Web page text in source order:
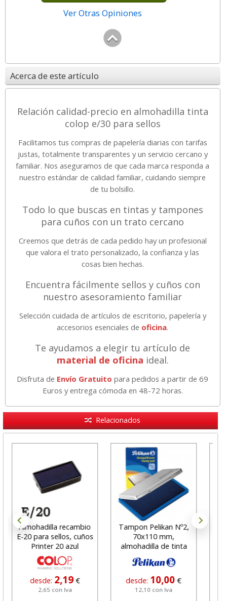
Ver Otras Opiniones
Acerca de este artículo
Relación calidad-precio en almohadilla tinta
colop e/30 para sellos
Facilitamos tus compras de papelería diarias con tarifas
justas, totalmente transparentes y un servicio cercano y
familiar. Nos aseguramos de que cada marca responda a
nuestro estándar de calidad familiar, cuidando siempre
de tu bolsillo.
Todo lo que buscas en tintas y tampones
para cuños con un trato cercano
Creemos que detrás de cada pedido hay un profesional
que valora el trato personalizado, la confianza y las
cosas bien hechas.
Encuentra fácilmente sellos y cuños con
nuestro asesoramiento familiar
Selección cuidada de artículos de escritorio, papelería y
accesorios esenciales de oficina.
Te ayudamos a elegir tu artículo de
material de oficina ideal.
Disfruta de Envío Gratuito para pedidos a partir de 69
Euros y entrega cómoda en 48-72 horas.
Relacionados
Almohadilla recambio
E-20 para sellos, cuños
Printer 20 azul
desde: 2,19 €
2,65 con Iva
Tampon Pelikan Nº2,
70x110 mm,
almohadilla de tinta
desde: 10,00 €
12,10 con Iva